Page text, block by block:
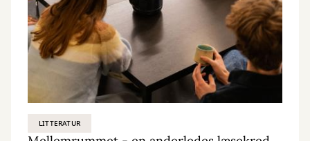
LITTERATUR